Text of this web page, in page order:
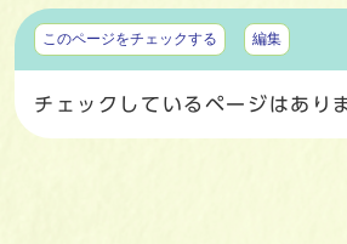
マイページ
このページをチェックする 編集
チェックしているページはあり